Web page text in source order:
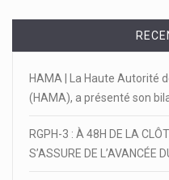
HAMA | La Haute Autorité
(HAMA), a présenté son
RGPH-3 : À 48H DE LA
S’ASSURE DE L’AVANCÉE